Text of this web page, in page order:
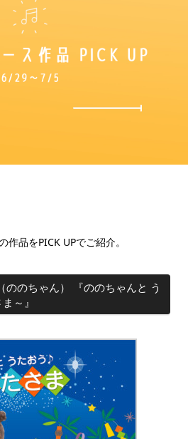
品をPICK UPでご紹介。
のちゃん） 『ののちゃんと う
～』